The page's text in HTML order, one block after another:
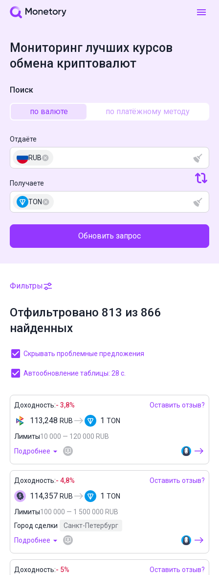
Мониторинг лучших курсов
обмена криптовалют
Поиск
по валюте по платёжному методу
Отдаёте
RUB
Получаете
TON
Обновить запрос
Фильтры
Отфильтровано 813 из 866
найденных
Скрывать проблемные предложения
Автообновление таблицы: 27 с.
Доходность:- 3,8% Оставить отзыв?
113,248 RUB 1 TON
Лимиты10 000 — 120 000 RUB
Подробнее
Доходность:- 4,8% Оставить отзыв?
114,357 RUB 1 TON
Лимиты100 000 — 1 500 000 RUB
Город сделки
Санкт-Петербург
Подробнее
Доходность:- 5% Оставить отзыв?